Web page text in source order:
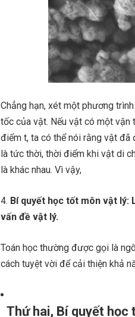
Chẳng hạn, xét một phương
tốc của vật. Nếu vật có một vận
điểm t, ta có thể nói rằng vật
là tức thời, thời điểm khi vật di
là khác nhau. Vì vậy,
Bí quyết học tốt môn vật lý:
vấn đề vật lý.
Toán học thường được gọi là
cách tuyệt vời để cải thiện khả
Thứ hai, Bí quyết học